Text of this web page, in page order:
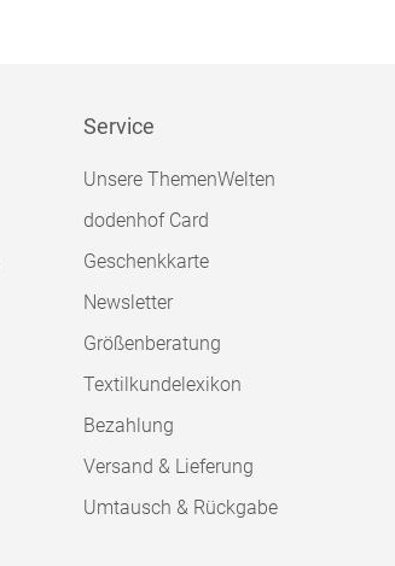
Service
Unsere ThemenWelten
dodenhof Card
Geschenkkarte
Newsletter
Größenberatung
Textilkundelexikon
Bezahlung
Versand & Lieferung
Umtausch & Rückgabe